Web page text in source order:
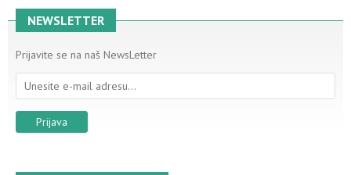
NEWSLETTER
Prijavite se na naš NewsLetter